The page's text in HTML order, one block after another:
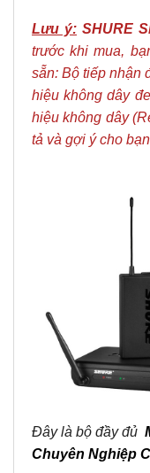
Lưu ý: SHURE
trước khi mua,
sẵn: Bộ tiếp nhận
hiệu không dây
hiệu không dây
tả và gợi ý cho
Đây là bộ đầy đủ
Chuyên Nghiệp